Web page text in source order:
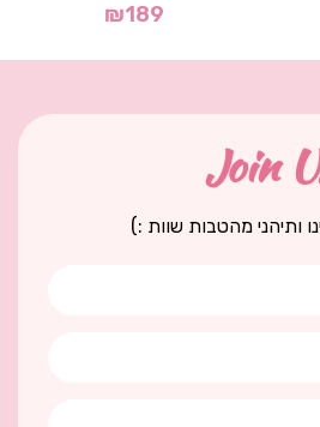
₪189
Join
ותיהני מהטבות שוות :)